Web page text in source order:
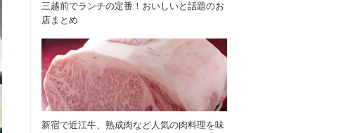
三越前でランチの定番！おいしいと話題のお
店まとめ
新宿で近江牛、熟成肉など人気の肉料理を味